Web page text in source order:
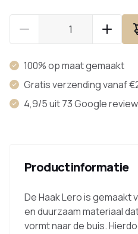
100% op maat gemaakt
Gratis verzending vanaf
4,9/5 uit 73 Google
Productinformatie
De Haak Lero is gemaakt
en duurzaam materiaal
vormt naar de buis.